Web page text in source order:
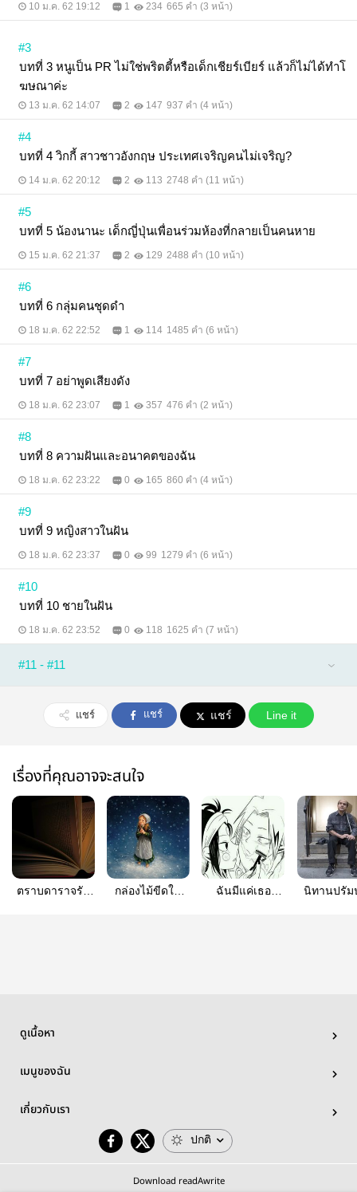
10 ม.ค. 62 19:12 1 234 665 คำ (3 หน้า)
#3
บทที่ 3 หนูเป็น PR ไม่ใช่พริตตี้หรือเด็กเชียร์เบียร์ แล้วก็ไม่ได้ทำโ
ฆษณาค่ะ
13 ม.ค. 62 14:07 2 147 937 คำ (4 หน้า)
#4
บทที่ 4 วิกกี้ สาวชาวอังกฤษ ประเทศเจริญคนไม่เจริญ?
14 ม.ค. 62 20:12 2 113 2748 คำ (11 หน้า)
#5
บทที่ 5 น้องนานะ เด็กญี่ปุ่นเพื่อนร่วมห้องที่กลายเป็นคนหาย
15 ม.ค. 62 21:37 2 129 2488 คำ (10 หน้า)
#6
บทที่ 6 กลุ่มคนชุดดำ
18 ม.ค. 62 22:52 1 114 1485 คำ (6 หน้า)
#7
บทที่ 7 อย่าพูดเสียงดัง
18 ม.ค. 62 23:07 1 357 476 คำ (2 หน้า)
#8
บทที่ 8 ความฝันและอนาคตของฉัน
18 ม.ค. 62 23:22 0 165 860 คำ (4 หน้า)
#9
บทที่ 9 หญิงสาวในฝัน
18 ม.ค. 62 23:37 0 99 1279 คำ (6 หน้า)
#10
บทที่ 10 ชายในฝัน
18 ม.ค. 62 23:52 0 118 1625 คำ (7 หน้า)
#11 - #11
แชร์ แชร์ แชร์ Line it
เรื่องที่คุณอาจจะสนใจ
ตราบดาราจรัส
กล่องไม้ขีดใน
ฉันมีแค่เธอ
นิทานปรัม
ดูเนื้อหา
เมนูของฉัน
เกี่ยวกับเรา
ปกติ
Download readAwrite